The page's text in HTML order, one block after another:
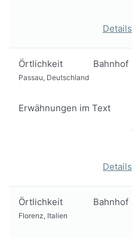
Details
Örtlichkeit Bahnhof
Passau, Deutschland
Erwähnungen im Text
Details
Örtlichkeit Bahnhof
Florenz, Italien